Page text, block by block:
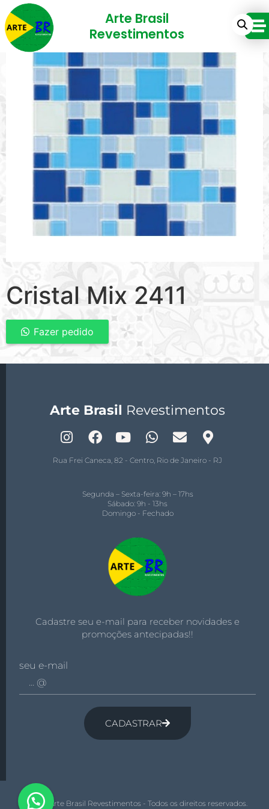
Arte Brasil
Revestimentos
Cristal Mix 2411
Fazer pedido
Arte Brasil Revestimentos
Rua Frei Caneca, 82 - Centro, Rio de Janeiro - RJ
Segunda – Sexta-feira: 9h – 17hs
Sábado: 9h - 13hs
Domingo - Fechado
Cadastre seu e-mail para receber novidades e
promoções antecipadas!!
seu e-mail
CADASTRAR
© 2026 Arte Brasil Revestimentos - Todos os direitos reservados.